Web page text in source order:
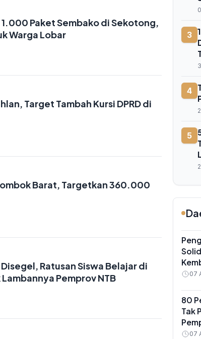
1.000 Paket Sembako di Sekotong,
Warga Lobar
Target Tambah Kursi DPRD di
Barat, Targetkan 360.000
Disegel, Ratusan Siswa Belajar di
Pemprov NTB
3
4
5
07
80
Tak
07